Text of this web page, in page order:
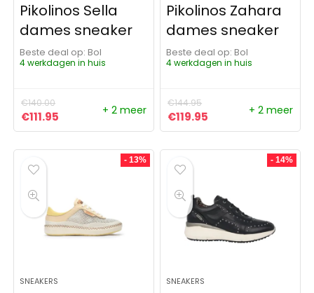
Pikolinos Sella
dames sneaker
Beste deal op:
Bol
4 werkdagen in huis
€140.00
Oorspronkelijke prijs was: €140.00.
€111.95 Huidige prijs is: €111.95.
+ 2 meer
Pikolinos Zahara
dames sneaker
Beste deal op:
Bol
4 werkdagen in huis
€144.95
Oorspronkelijke prijs was:
€119.95 Huidige prijs is:
+ 2 meer
- 13%
SNEAKERS
- 14%
SNEAKERS